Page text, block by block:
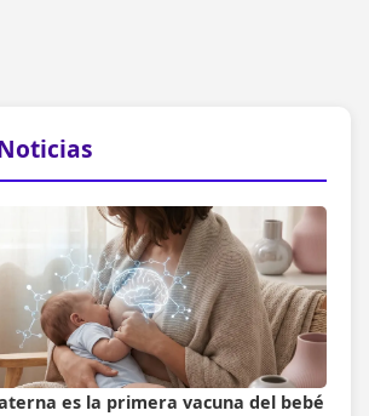
es la primera vacuna del bebé